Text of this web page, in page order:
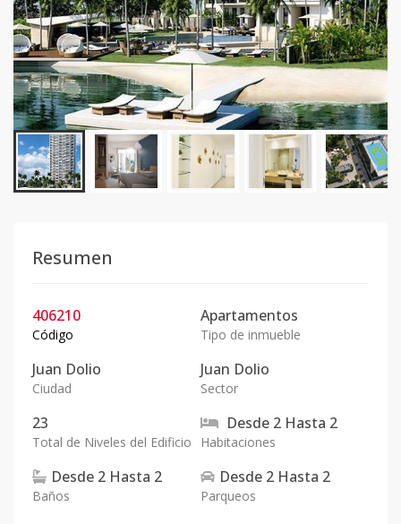
Resumen
406210
Código
Apartamentos
Tipo de inmueble
Juan Dolio
Ciudad
Juan Dolio
Sector
23
Total de Niveles del Edificio
Desde 2 Hasta 2
Habitaciones
Desde 2 Hasta 2
Baños
Desde 2 Hasta 2
Parqueos